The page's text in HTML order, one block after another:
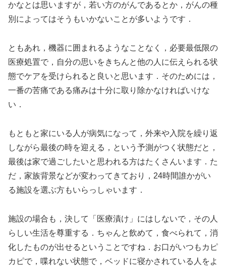
かなとは思いますが，若い方のがんであるとか，がんの種
別によってはそうもいかないことが多いようです．
ともあれ，機器に囲まれるようなことなく，必要最低限の
医療処置で，自分の思いをきちんと他の人に伝えられる状
態でケアを受けられると良いと思います．そのためには，
一番の苦痛である痛みは十分に取り除かなければいけな
い．
もともと家にいる人が病気になって，外来や入院を繰り返
しながら最後の時を迎える，という予測がつく状態だと，
最後は家で過ごしたいと思われる方はたくさんいます．た
だ，家族背景などが変わってきており，24時間誰かがい
る施設を選ぶ方もいらっしゃいます．
施設の場合も，決して「医療漬け」にはしないで，その人
らしい生活を尊重する．ちゃんと飲めて，食べられて，消
化したものが出せるということですね．お口がいつもカピ
カピで，喋れない状態で，ベッドに寝かされている人をよ